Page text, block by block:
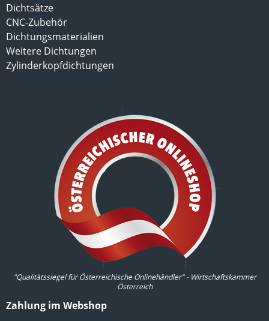
Dichtsätze
CNC-Zubehör
Dichtungsmaterialien
Weitere Dichtungen
Zylinderkopfdichtungen
"Qualitätssiegel für Österreichische Onlinehändler" - Wirtschaftskammer
Österreich
Zahlung im Webshop